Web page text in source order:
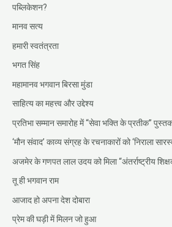
पब्लिकेशन?
मानव सत्य
हमारी स्वतंत्रता
भगत सिंह
महामानव भगवान बिरसा मुंडा
साहित्य का महत्त्व और उद्देश्य
प्रतिभा सम्मान समारोह में “सेवा भक्ति के प्रतीक”
‘मौन संवाद’ काव्य संग्रह के रचनाकारों को ‘निराला
अजमेर के गणपत लाल उदय को मिला “अंतर्राष्ट्रीय
तू ही भगवान राम
आजाद हो अपना देश दोबारा
प्रेम की घड़ी में मिलन जो हुआ